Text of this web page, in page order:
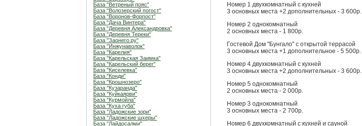
База "Ветреный пояс"
База "Волозерский погост"
База "Воронов-Форпост"
База "Дача Винтера"
База "Деревня Александровка"
База "Деревня Тереки"
База "Заонего.ру"
База "Инжунаволок"
База "Карелия"
База "Карельская Заимка"
База "Карельский берег"
База "Киселевка"
База "Конди"
База "Крошнозеро"
База "Кузаранда"
База "Куйкаярви"
База "Курмойла"
База "Куха губа"
База "Ладожские зори"
База "Ладожские шхеры"
База "Лайдосалми"
Номер 1 двухкомнатный с кухней
3 основных места +2 дополнительных - 3 600р.
Номер 2 однокомнатный
2 основных места - 1 800р.
Гостевой Дом "Бунгало" с открытой террасой
3 основных места +1 дополнительное - 5 500р.
Номер 4 двухкомнатный с кухней
3 основных места +2 дополнительных - 3 600р.
Номер 5 однокомнатный
2 основных места - 2 000р.
Номер 3 однокомнатный
3 основных места - 2 700р.
Номер 6 двухкомнатный с кухней и сауной